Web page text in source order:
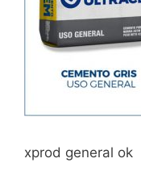
xprod general ok